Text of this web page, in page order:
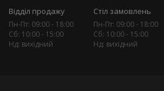
Відділ продажу
Пн-Пт: 09:00 - 18:00
Сб: 10:00 - 15:00
Нд: вихідний
Стіл замовлень
Пн-Пт: 09:00 - 18:00
Сб: 10:00 - 15:00
Нд: вихідний